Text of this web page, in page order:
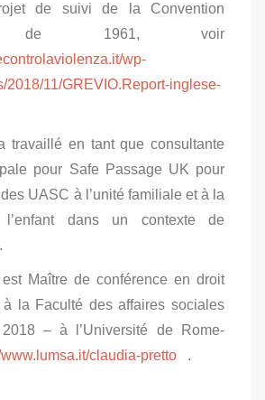
de suivi de la Convention
de 1961, voir
wp-
2018/11/GREVIO.Report-inglese-
travaillé en tant que consultante
pour Safe Passage UK pour
UASC à l’unité familiale et à la
l’enfant dans un contexte de
Maître de conférence en droit
la Faculté des affaires sociales
– à l’Université de Rome-
www.lumsa.it/claudia-pretto .